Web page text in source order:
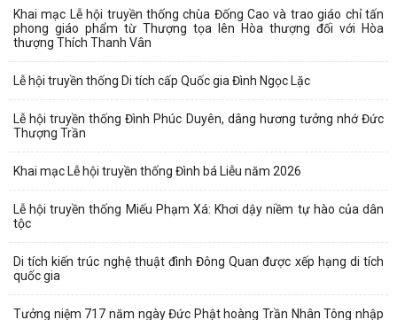
Khai mạc Lễ hội truyền thống chùa Đống Cao và trao giáo chỉ tấn
phong giáo phẩm từ Thượng tọa lên Hòa thượng đối với Hòa
thượng Thích Thanh Vân
Lễ hội truyền thống Di tích cấp Quốc gia Đình Ngọc Lặc
Lễ hội truyền thống Đình Phúc Duyên, dâng hương tưởng nhớ Đức
Thượng Trần
Khai mạc Lễ hội truyền thống Đình bá Liễu năm 2026
Lễ hội truyền thống Miếu Phạm Xá: Khơi dậy niềm tự hào của dân
tộc
Di tích kiến trúc nghệ thuật đình Đông Quan được xếp hạng di tích
quốc gia
Tưởng niệm 717 năm ngày Đức Phật hoàng Trần Nhân Tông nhập